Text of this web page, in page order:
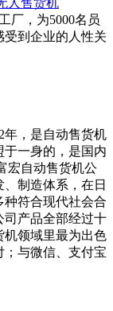
人售货机
厂，为5000名员
到企业的人性关
年，是自动售货机
于一身的，是国内
宏自动售货机公
制造体系，在日
符合现代社会合
司产品全部经过十
机领域里最为出色
；与微信、支付宝